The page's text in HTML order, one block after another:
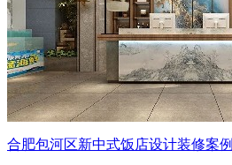
合肥包河区新中式饭店设计装修案例